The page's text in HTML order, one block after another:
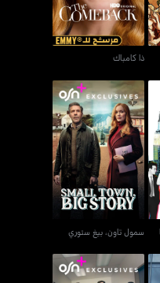
ذا كامباك
سمول تاون، بيغ ستوري
سمول تاون، بيغ ستوري